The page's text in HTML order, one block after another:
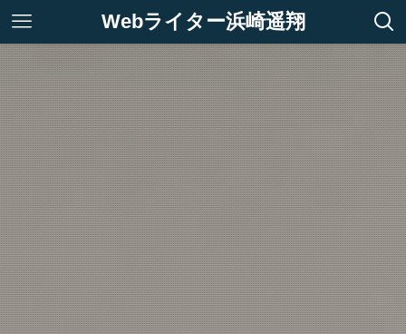
Webライター浜崎遥翔